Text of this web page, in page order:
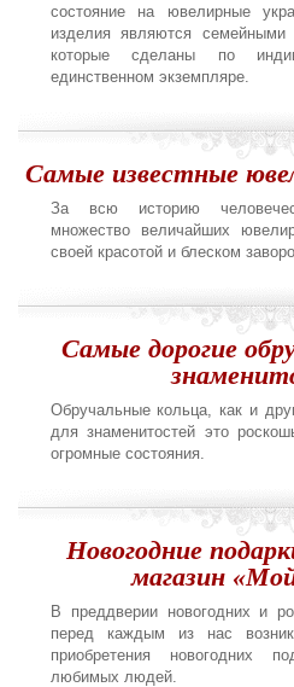
состояние на ювелирные
изделия являются
которые сделаны по
единственном экземпляре.
Самые известные
За всю историю
множество величайших
своей красотой и блеском
Самые дорогие
Обручальные кольца, как и
для знаменитостей это
огромные состояния.
Новогодние
магазин
В преддверии новогодних и
перед каждым из нас
приобретения новогодних
любимых людей.